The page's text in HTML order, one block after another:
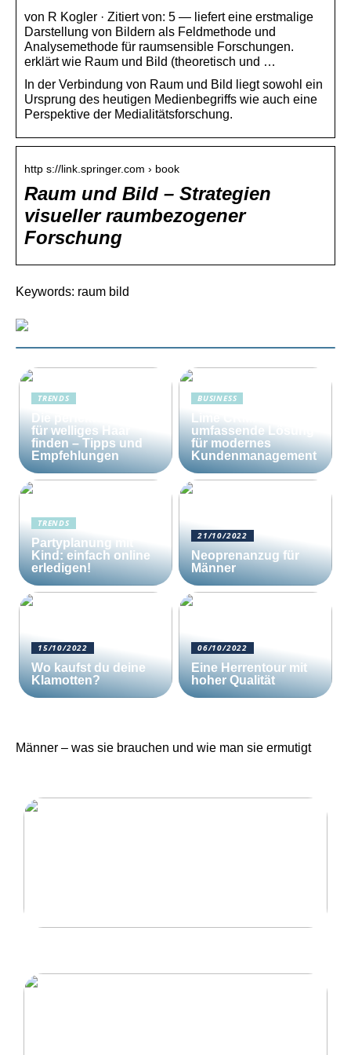
von R Kogler · Zitiert von: 5 — liefert eine erstmalige
Darstellung von Bildern als Feldmethode und
Analysemethode für raumsensible Forschungen.
erklärt wie Raum und Bild (theoretisch und …
In der Verbindung von Raum und Bild liegt sowohl ein
Ursprung des heutigen Medienbegriffs wie auch eine
Perspektive der Medialitätsforschung.
http s://link.springer.com › book
Raum und Bild – Strategien
visueller raumbezogener
Forschung
Keywords: raum bild
TRENDS
Die perfekte Bürste
für welliges Haar
finden – Tipps und
Empfehlungen
BUSINESS
Lime CRM: Die
umfassende Lösung
für modernes
Kundenmanagement
TRENDS
Partyplanung mit
Kind: einfach online
erledigen!
21/10/2022
Neoprenanzug für
Männer
15/10/2022
Wo kaufst du deine
Klamotten?
06/10/2022
Eine Herrentour mit
hoher Qualität
Männer – was sie brauchen und wie man sie ermutigt